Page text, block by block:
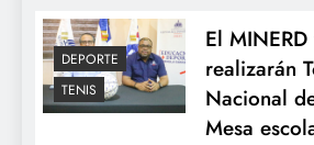
DEPORTE
TENIS
El
realizarán
Nacional
Mesa